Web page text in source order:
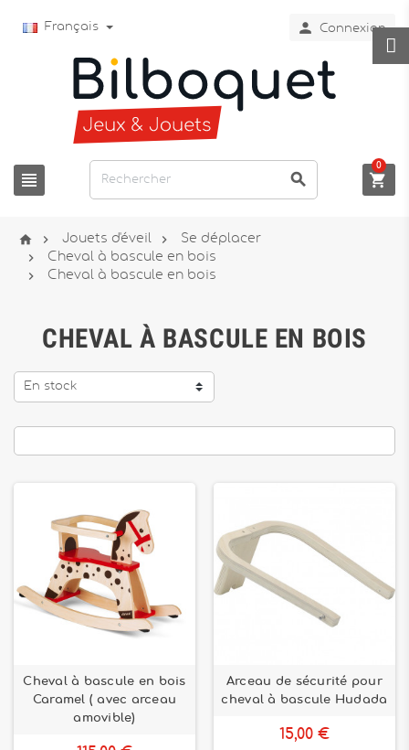
Français  Connexion
  
0
  Jouets d'éveil  Se déplacer
 Cheval à bascule en bois
 Cheval à bascule en bois
CHEVAL À BASCULE EN BOIS
En stock
Cheval à bascule en bois
Caramel ( avec arceau
amovible)
Arceau de sécurité pour
cheval à bascule Hudada
15,00 €